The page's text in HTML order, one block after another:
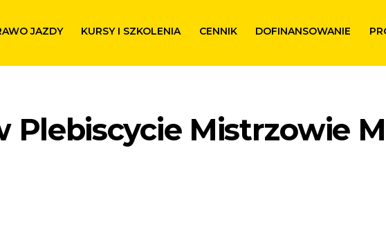
JAZDY KURSY I SZKOLENIA CENNIK DOFINANSOWANIE
Plebiscycie Mistrzowie